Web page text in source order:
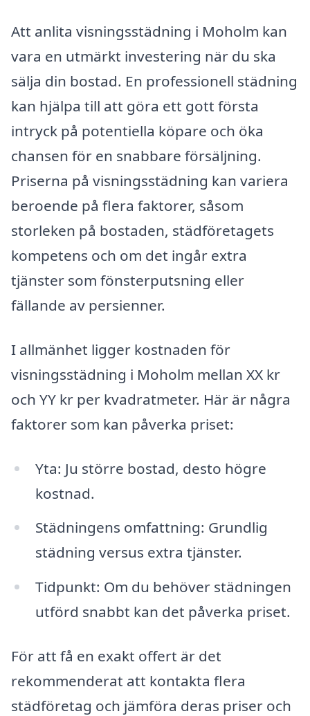
Att anlita visningsstädning i Moholm kan
vara en utmärkt investering när du ska
sälja din bostad. En professionell städning
kan hjälpa till att göra ett gott första
intryck på potentiella köpare och öka
chansen för en snabbare försäljning.
Priserna på visningsstädning kan variera
beroende på flera faktorer, såsom
storleken på bostaden, städföretagets
kompetens och om det ingår extra
tjänster som fönsterputsning eller
fällande av persienner.
I allmänhet ligger kostnaden för
visningsstädning i Moholm mellan XX kr
och YY kr per kvadratmeter. Här är några
faktorer som kan påverka priset:
Yta: Ju större bostad, desto högre
kostnad.
Städningens omfattning: Grundlig
städning versus extra tjänster.
Tidpunkt: Om du behöver städningen
utförd snabbt kan det påverka priset.
För att få en exakt offert är det
rekommenderat att kontakta flera
städföretag och jämföra deras priser och